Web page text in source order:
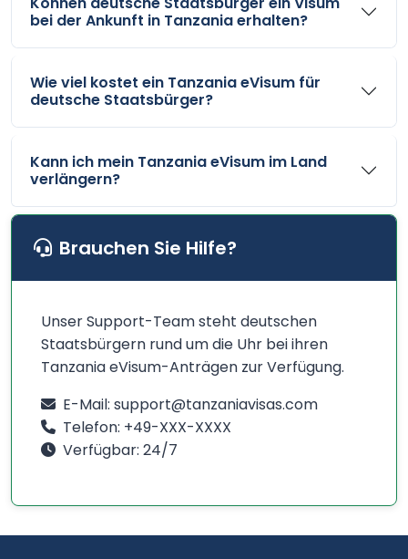
bei der Ankunft in Tanzania erhalten?
Wie viel kostet ein Tanzania eVisum für
deutsche Staatsbürger?
Kann ich mein Tanzania eVisum im Land
verlängern?
Brauchen Sie Hilfe?
Unser Support-Team steht deutschen
Staatsbürgern rund um die Uhr bei ihren
Tanzania eVisum-Anträgen zur Verfügung.
E-Mail: support@tanzaniavisas.com
Telefon: +49-XXX-XXXX
Verfügbar: 24/7